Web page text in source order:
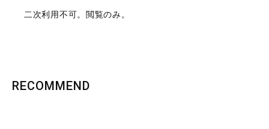
二次利用不可。閲覧のみ。
RECOMMEND